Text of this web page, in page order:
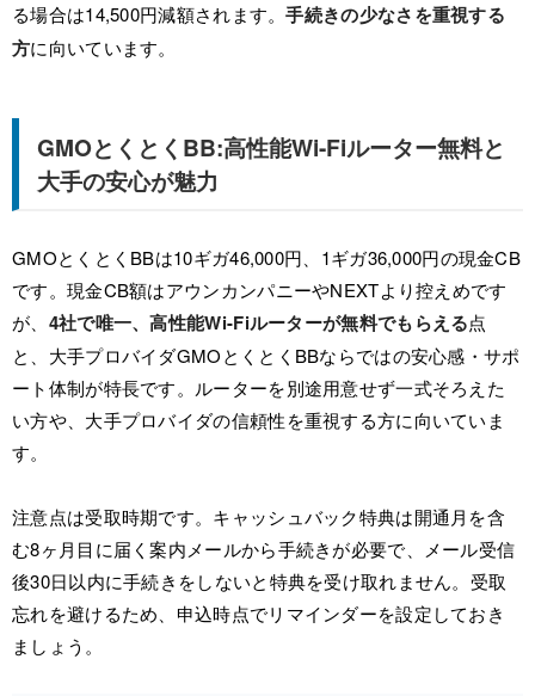
る場合は14,500円減額されます。手続きの少なさを重視する
方に向いています。
GMOとくとくBB:高性能Wi-Fiルーター無料と
大手の安心が魅力
GMOとくとくBBは10ギガ46,000円、1ギガ36,000円の現金CB
です。現金CB額はアウンカンパニーやNEXTより控えめです
が、 4社で唯一、高性能Wi-Fiルーターが無料でもらえる点
と、大手プロバイダGMOとくとくBBならではの安心感・サポ
ート体制が特長です。ルーターを別途用意せず一式そろえた
い方や、大手プロバイダの信頼性を重視する方に向いていま
す。
注意点は受取時期です。キャッシュバック特典は開通月を含
む8ヶ月目に届く案内メールから手続きが必要で、メール受信
後30日以内に手続きをしないと特典を受け取れません。受取
忘れを避けるため、申込時点でリマインダーを設定しておき
ましょう。